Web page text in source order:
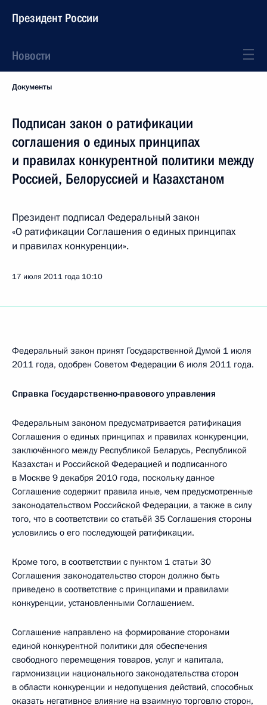
Президент России
Новости
Документы
Подписан закон о ратификации
соглашения о единых принципах
и правилах конкурентной политики между
Россией, Белоруссией и Казахстаном
Президент подписал Федеральный закон
«О ратификации Соглашения о единых принципах
и правилах конкуренции».
17 июля 2011 года 10:10
Федеральный закон принят Государственной Думой 1 июля
2011 года, одобрен Советом Федерации 6 июля 2011 года.
Справка Государственно-правового управления
Федеральным законом предусматривается ратификация
Соглашения о единых принципах и правилах конкуренции,
заключённого между Республикой Беларусь, Республикой
Казахстан и Российской Федерацией и подписанного
в Москве 9 декабря 2010 года, поскольку данное
Соглашение содержит правила иные, чем предусмотренные
законодательством Российской Федерации, а также в силу
того, что в соответствии со статьёй 35 Соглашения стороны
условились о его последующей ратификации.
Кроме того, в соответствии с пунктом 1 статьи 30
Соглашения законодательство сторон должно быть
приведено в соответствие с принципами и правилами
конкуренции, установленными Соглашением.
Соглашение направлено на формирование сторонами
единой конкурентной политики для обеспечения
свободного перемещения товаров, услуг и капитала,
гармонизации национального законодательства сторон
в области конкуренции и недопущения действий, способных
оказать негативное влияние на взаимную торговлю сторон,